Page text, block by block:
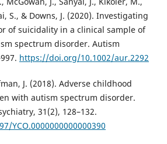
S., & Downs, J. (2020). Investigating
of suicidality in a clinical sample of
spectrum disorder. Autism
https://doi.org/10.1002/aur.2292
J. (2018). Adverse childhood
with autism spectrum disorder.
31(2), 128–132.
YCO.0000000000000390